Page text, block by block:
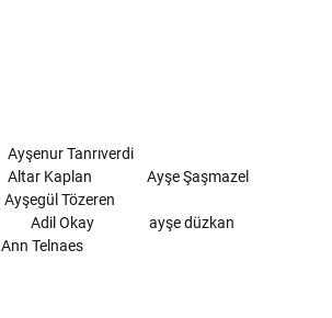
Ayşenur Tanrıverdi
Altar Kaplan
Ayşe Şaşmazel
Ayşegül Tözeren
Adil Okay
ayşe düzkan
Ann Telnaes